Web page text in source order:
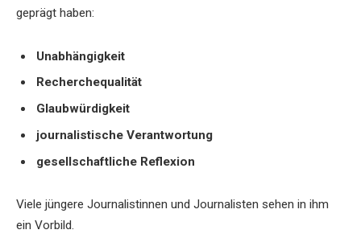
geprägt haben:
Unabhängigkeit
Recherchequalität
Glaubwürdigkeit
journalistische Verantwortung
gesellschaftliche Reflexion
Viele jüngere Journalistinnen und Journalisten sehen in ihm
ein Vorbild.